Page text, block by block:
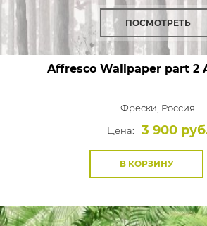
ПОСМОТРЕТЬ
Affresco Wallpaper part 2
Фрески, Россия
Цена:
3 900
В КОРЗИНУ